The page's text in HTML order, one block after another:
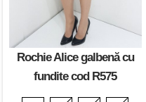
Rochie Alice galbenă cu
fundite cod R575